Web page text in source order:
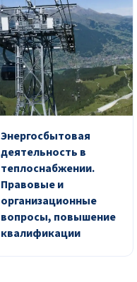
Энергосбытовая
деятельность в
теплоснабжении.
Правовые и
организационные
вопросы, повышение
квалификации